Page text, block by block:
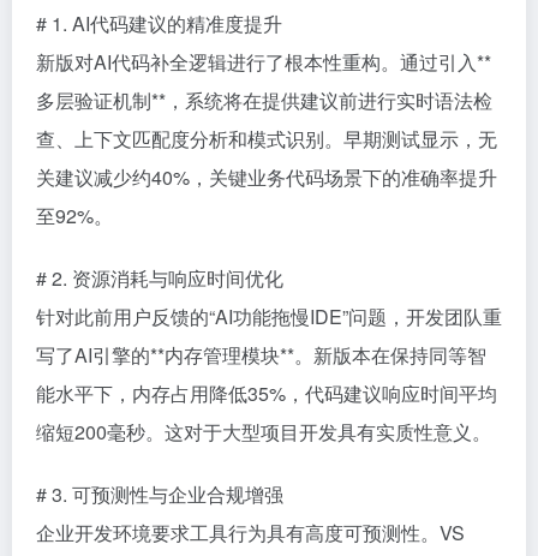
# 1. AI代码建议的精准度提升
新版对AI代码补全逻辑进行了根本性重构。通过引入**
多层验证机制**，系统将在提供建议前进行实时语法检
查、上下文匹配度分析和模式识别。早期测试显示，无
关建议减少约40%，关键业务代码场景下的准确率提升
至92%。
# 2. 资源消耗与响应时间优化
针对此前用户反馈的“AI功能拖慢IDE”问题，开发团队重
写了AI引擎的**内存管理模块**。新版本在保持同等智
能水平下，内存占用降低35%，代码建议响应时间平均
缩短200毫秒。这对于大型项目开发具有实质性意义。
# 3. 可预测性与企业合规增强
企业开发环境要求工具行为具有高度可预测性。VS